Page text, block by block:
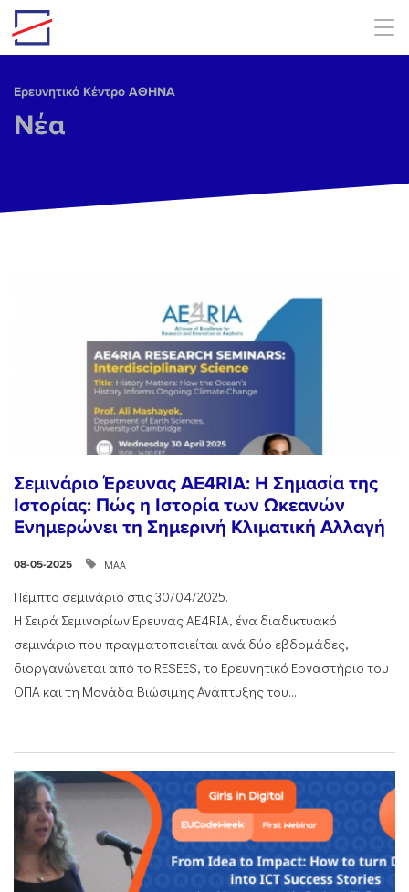
Skip to main content
Ερευνητικό Κέντρο ΑΘΗΝΑ
Νέα
Σεμινάριο Έρευνας AE4RIA: Η Σημασία της
Ιστορίας: Πώς η Ιστορία των Ωκεανών
Ενημερώνει τη Σημερινή Κλιματική Αλλαγή
08-05-2025 ΜΑΑ
Πέμπτο σεμινάριο στις 30/04/2025.
Η Σειρά Σεμιναρίων Έρευνας AE4RIA, ένα διαδικτυακό
σεμινάριο που πραγματοποιείται ανά δύο εβδομάδες,
διοργανώνεται από το RESEES, το Ερευνητικό Εργαστήριο του
ΟΠΑ και τη Μονάδα Βιώσιμης Ανάπτυξης του...